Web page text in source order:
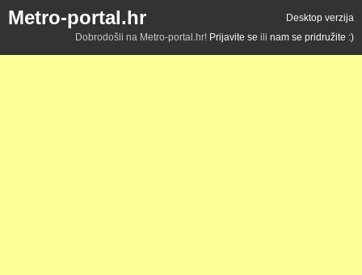
Metro-portal.hr
Desktop verzija
Dobrodošli na Metro-portal.hr! Prijavite se ili nam se pridružite :)